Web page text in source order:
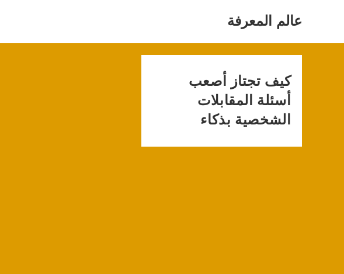
عالم المعرفة
كيف تجتاز أصعب
أسئلة المقابلات
الشخصية بذكاء